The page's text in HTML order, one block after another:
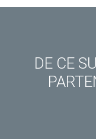
DE CE